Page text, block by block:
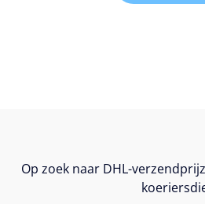
Op zoek naar DHL-